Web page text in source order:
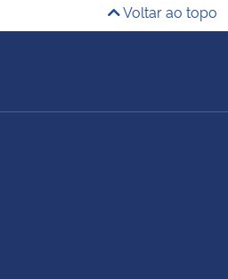
Voltar ao topo